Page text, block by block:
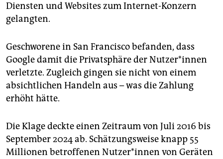
Diensten und Websites zum Internet-Konzern
gelangten.
Geschworene in San Francisco befanden, dass
Google damit die Privatsphäre der Nut­ze­r*in­nen
verletzte. Zugleich gingen sie nicht von einem
absichtlichen Handeln aus – was die Zahlung
erhöht hätte.
Die Klage deckte einen Zeitraum von Juli 2016 bis
September 2024 ab. Schätzungsweise knapp 55
Millionen betroffenen Nut­ze­r*in­nen von Geräten